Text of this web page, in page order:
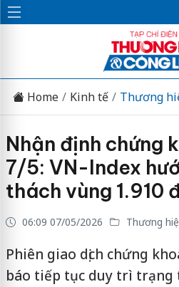
Home Kinh tế Thương
Nhận định chứng
7/5: VN-Index
thách vùng 1.910
06:09 07/05/2026 Thương
Phiên giao dịch chứng
báo tiếp tục duy trì trạng